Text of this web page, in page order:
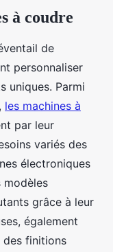
à coudre
de
personnaliser
uniques. Parmi
les machines à
par leur
variés des
électroniques
modèles
grâce à leur
également
des finitions